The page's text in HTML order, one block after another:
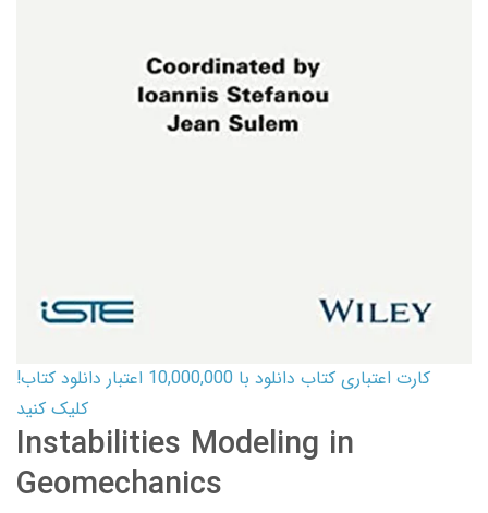
کارت اعتباری کتاب دانلود با 10,000,000 اعتبار دانلود کتاب!
کلیک کنید
Instabilities Modeling in
Geomechanics